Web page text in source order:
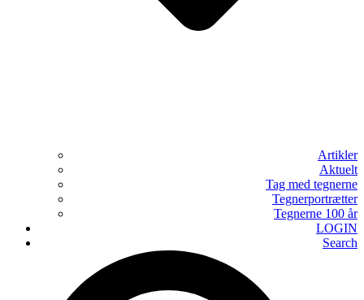
Artikler
Aktuelt
Tag med tegnerne
Tegnerportrætter
Tegnerne 100 år
LOGIN
Search